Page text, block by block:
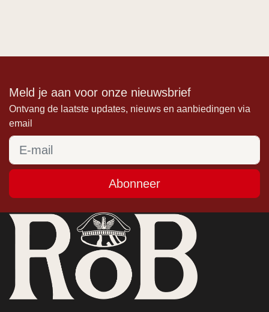
Meld je aan voor onze nieuwsbrief
Ontvang de laatste updates, nieuws en aanbiedingen via
email
Abonneer